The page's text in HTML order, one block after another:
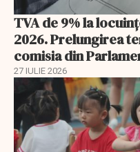
TVA de 9% la
2026. Prelungirea
comisia din
27 IULIE 2026